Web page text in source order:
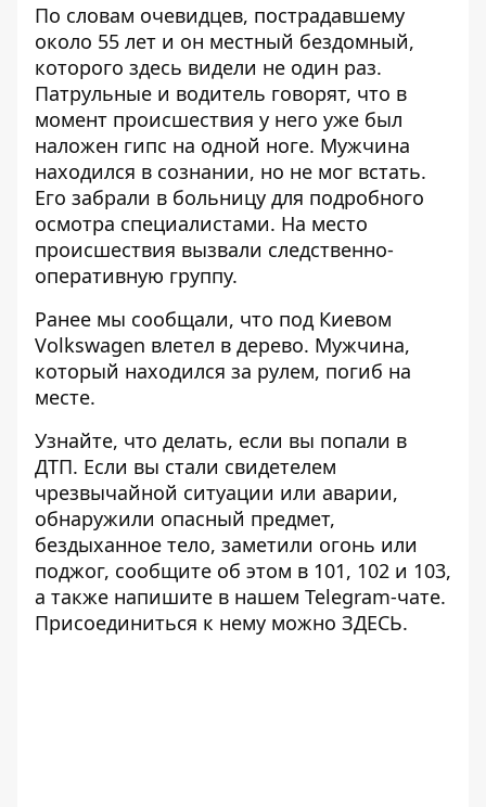
По словам очевидцев, пострадавшему
около 55 лет и он местный бездомный,
которого здесь видели не один раз.
Патрульные и водитель говорят, что в
момент происшествия у него уже был
наложен гипс на одной ноге. Мужчина
находился в сознании, но не мог встать.
Его забрали в больницу для подробного
осмотра специалистами. На место
происшествия вызвали следственно-
оперативную группу.
Ранее мы сообщали, что под Киевом
Volkswagen влетел в дерево. Мужчина,
который находился за рулем, погиб на
месте.
Узнайте, что делать, если вы попали в
ДТП. Если вы стали свидетелем
чрезвычайной ситуации или аварии,
обнаружили опасный предмет,
бездыханное тело, заметили огонь или
поджог, сообщите об этом в 101, 102 и 103,
а также напишите в нашем Telegram-чате.
Присоединиться к нему можно ЗДЕСЬ.